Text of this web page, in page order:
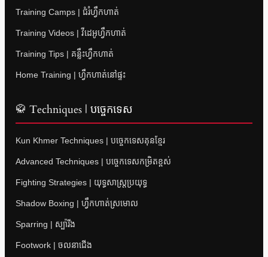
Training Camps | ជំរំហ្វឹកហាត់
Training Videos | វីដេអូហ្វឹកហាត់
Training Tips | គន្លឹះហ្វឹកហាត់
Home Training | ហ្វឹកហាត់នៅផ្ទះ
🥋 Techniques | បច្ចេកទេស
Kun Khmer Techniques | បច្ចេកទេសគុនខ្មែរ
Advanced Techniques | បច្ចេកទេសកម្រិតខ្ពស់
Fighting Strategies | យុទ្ធសាស្ត្រប្រយុទ្ធ
Shadow Boxing | ហ្វឹកហាត់ស្រមោល
Sparring | ស្ប៉ារីង
Footwork | ចលនាជើង